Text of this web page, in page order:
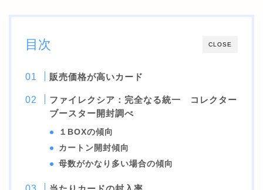
CLOSE
目次
販売価格が高いカード
ファイレクシア：完全なる統一 コレクター
ブースター開封調べ
１BOXの傾向
カートン開封傾向
母数がかなり多い場合の傾向